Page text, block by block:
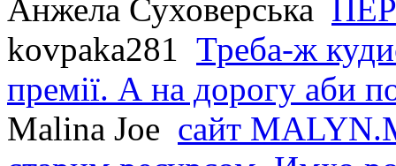
Анжела Суховерська
kovpaka281 Треба-ж
премії. А на дорогу аби
Malina Joe сайт